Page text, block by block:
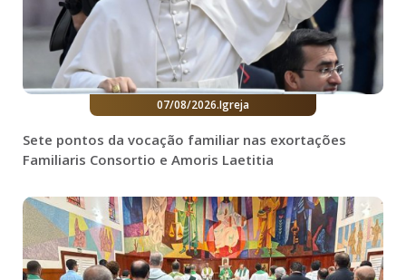
07/08/2026.Igreja
Sete pontos da vocação familiar nas exortações
Familiaris Consortio e Amoris Laetitia